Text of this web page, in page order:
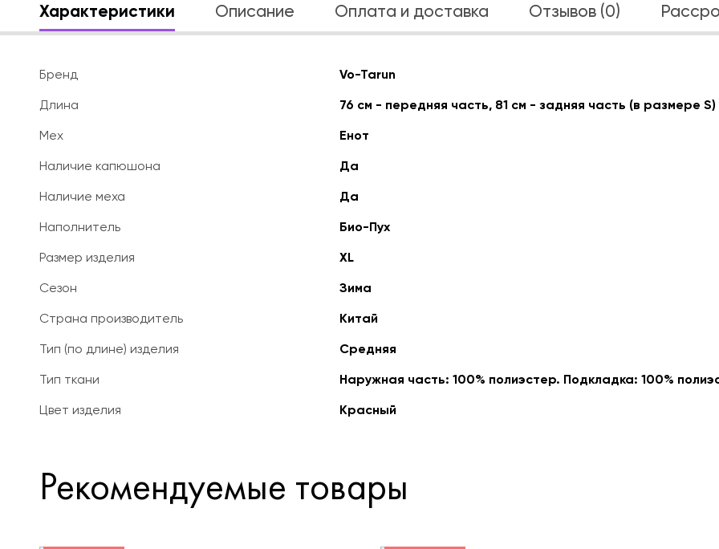
Характеристики Описание Оплата и доставка Отзывов (0)
Бренд
Vo-Tarun
Длина
76 см - передняя часть, 81 см - задняя часть (в размере S)
Мех
Енот
Наличие капюшона
Да
Наличие меха
Да
Наполнитель
Био-Пух
Размер изделия
XL
Сезон
Зима
Страна производитель
Китай
Тип (по длине) изделия
Средняя
Тип ткани
Наружная часть: 100% полиэстер. Подкладка: 100%
Цвет изделия
Красный
Рекомендуемые товары